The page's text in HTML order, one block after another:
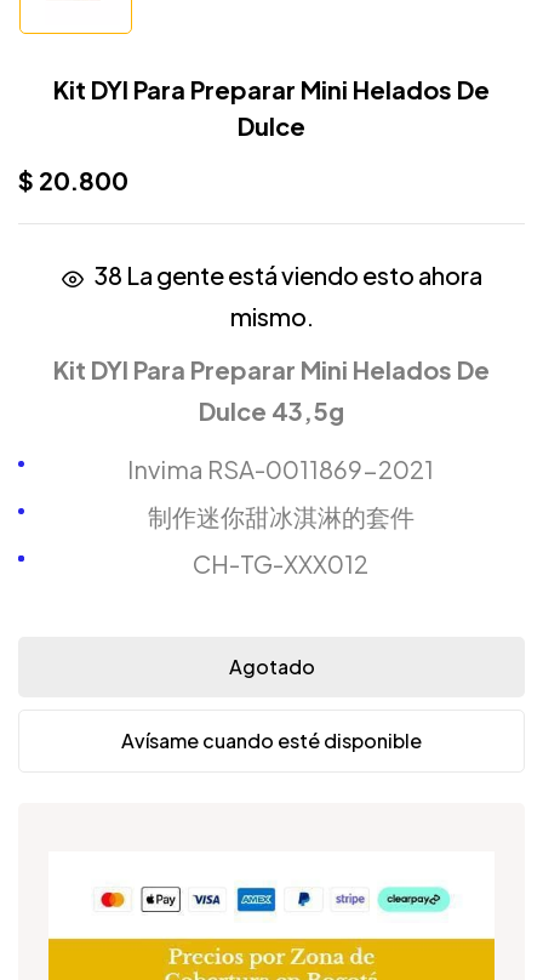
Kit DYI Para Preparar Mini Helados De
Dulce
$ 20.800
38 La gente está viendo esto ahora
mismo.
Kit DYI Para Preparar Mini Helados De
Dulce 43,5g
Invima RSA-0011869-2021
制作迷你甜冰淇淋的套件
CH-TG-XXX012
Agotado
Avísame cuando esté disponible